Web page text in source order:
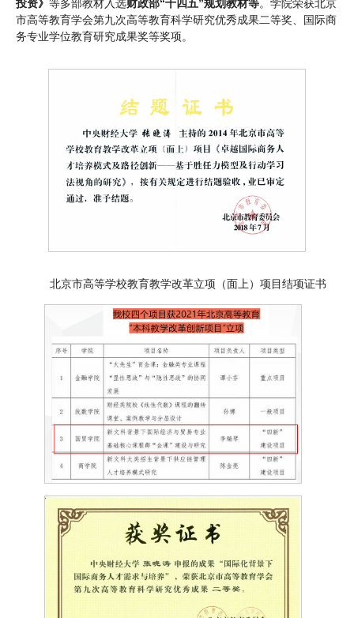
投资》 等多部教材入选财政部“十四五”规划教材等。学院荣获北京
市高等教育学会第九次高等教育科学研究优秀成果二等奖、国际商
务专业学位教育研究成果奖等奖项。
北京市高等学校教育教学改革立项（面上）项目结项证书